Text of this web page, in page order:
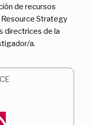
de recursos
Resource Strategy
directrices de la
a.